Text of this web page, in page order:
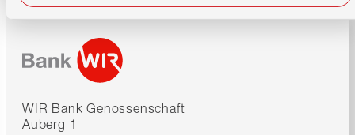
WIR Bank Genossenschaft
Auberg 1